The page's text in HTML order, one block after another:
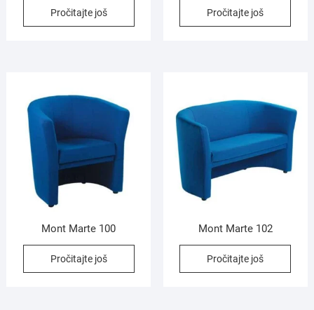
Pročitajte još Pročitajte još
Mont Marte 100
Pročitajte još
Mont Marte 102
Pročitajte još